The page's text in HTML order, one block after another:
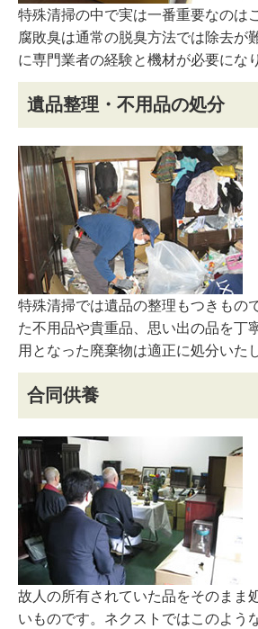
特殊清掃の中で実は一番重要なのは
腐敗臭は通常の脱臭方法では除去が
に専門業者の経験と機材が必要にな
遺品整理・不用品の処分
特殊清掃では遺品の整理もつきもの
た不用品や貴重品、思い出の品を丁
用となった廃棄物は適正に処分いた
合同供養
故人の所有されていた品をそのまま
いものです。ネクストではこのよう